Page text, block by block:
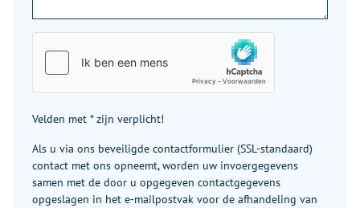
Velden met * zijn verplicht!
Als u via ons beveiligde contactformulier (SSL-standaard)
contact met ons opneemt, worden uw invoergegevens
samen met de door u opgegeven contactgegevens
opgeslagen in het e‑mailpostvak voor de afhandeling van